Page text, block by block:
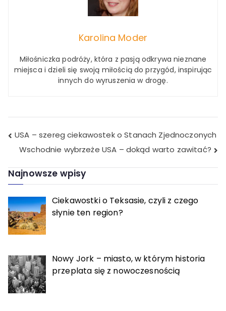
Karolina Moder
Miłośniczka podróży, która z pasją odkrywa nieznane
miejsca i dzieli się swoją miłością do przygód, inspirując
innych do wyruszenia w drogę.
Nawigacja
wpisu
USA – szereg ciekawostek o Stanach Zjednoczonych
Wschodnie wybrzeże USA – dokąd warto zawitać?
Najnowsze wpisy
Ciekawostki o Teksasie, czyli z czego
słynie ten region?
Nowy Jork – miasto, w którym historia
przeplata się z nowoczesnością